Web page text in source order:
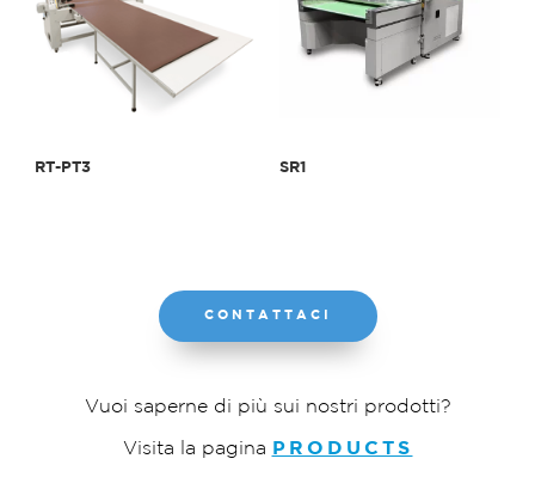
RT-PT3 SR1
CONTATTACI
Vuoi saperne di più sui nostri prodotti?
Visita la pagina PRODUCTS